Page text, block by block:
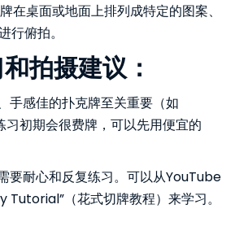
在桌面或地面上排列成特定的图案、
行俯拍。
拍摄建议：
手感佳的扑克牌至关重要（如
初期会很费牌，可以先用便宜的
要耐心和反复练习。可以从YouTube
（花式切牌教程）来学习。